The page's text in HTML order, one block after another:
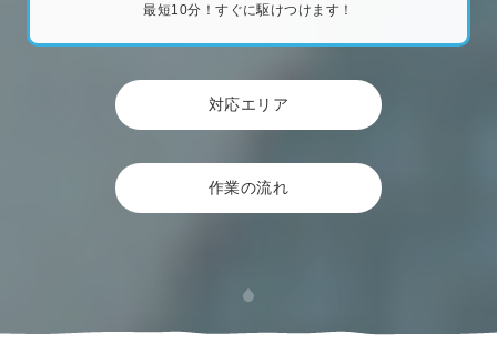
最短10分！すぐに駆けつけます！
対応エリア
作業の流れ